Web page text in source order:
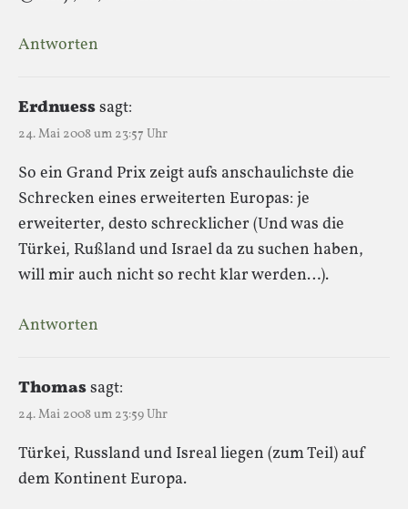
Antworten
Erdnuesssagt:
24. Mai 2008 um 23:57 Uhr
So ein Grand Prix zeigt aufs anschaulichste die
Schrecken eines erweiterten Europas: je
erweiterter, desto schrecklicher (Und was die
Türkei, Rußland und Israel da zu suchen haben,
will mir auch nicht so recht klar werden…).
Antworten
Thomassagt:
24. Mai 2008 um 23:59 Uhr
Türkei, Russland und Isreal liegen (zum Teil) auf
dem Kontinent Europa.